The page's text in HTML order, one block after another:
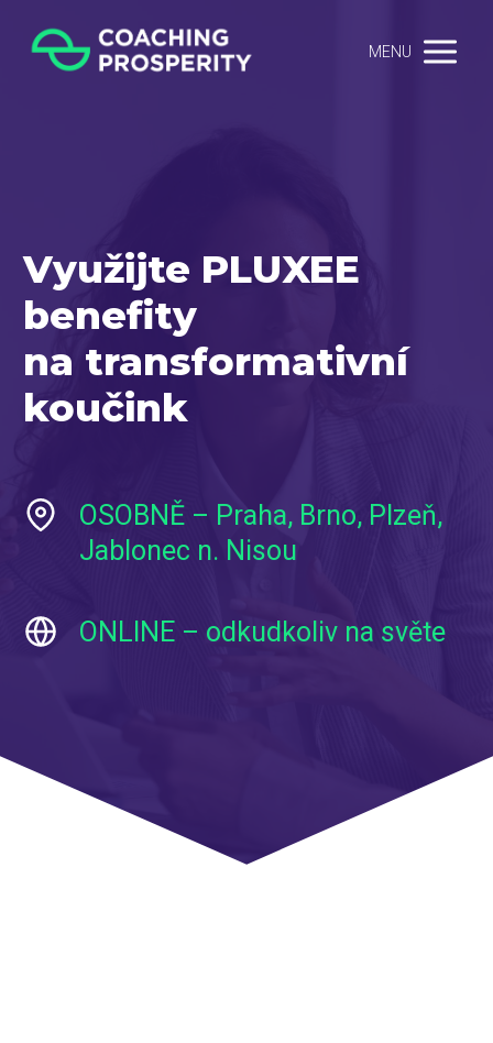
MENU
Využijte PLUXEE
benefity
na transformativní
koučink
OSOBNĚ – Praha, Brno, Plzeň,
Jablonec n. Nisou
ONLINE – odkudkoliv na světe